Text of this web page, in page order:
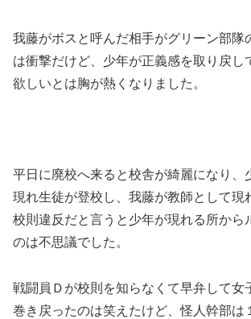
我藤がボスと呼んだ相手がグリーン部隊
は衝撃だけど、少年が正義感を取り戻し
欲しいとは胸が熱くなりました。
平日に廃校へ来ると校舎が綺麗になり、
現れ生徒が登校し、我藤が教師として現
校則違反だと言うと少年が現れる所から
のは不思議でした。
戦闘員Ｄが校則を知らなくて早弁して女
巻き戻ったのは笑えたけど、怪人幹部は